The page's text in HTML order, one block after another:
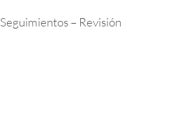
Seguimientos – Revisión